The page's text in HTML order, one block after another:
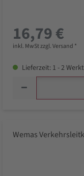
16,79 €
inkl. MwSt zzgl. Versand *
Lieferzeit: 1 - 2
Wemas